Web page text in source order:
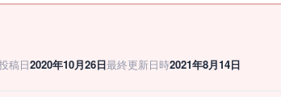
稿日2020年10月26日最終更新日時2021年8月14日